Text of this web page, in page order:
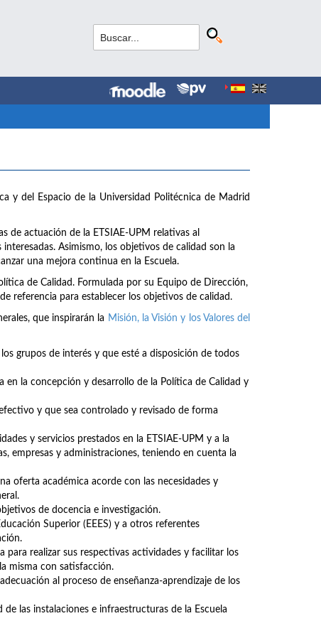
y del Espacio de la Universidad Politécnica de Madrid
de actuación de la ETSIAE-UPM relativas al
Asimismo, los objetivos de calidad son la
una mejora continua en la Escuela.
de Calidad. Formulada por su Equipo de Dirección,
referencia para establecer los objetivos de calidad.
que inspirarán la Misión, la Visión y los Valores del
grupos de interés y que esté a disposición de todos
la concepción y desarrollo de la Política de Calidad y
y que sea controlado y revisado de forma
y servicios prestados en la ETSIAE-UPM y a la
empresas y administraciones, teniendo en cuenta la
oferta académica acorde con las necesidades y
de docencia e investigación.
Superior (EEES) y a otros referentes
para realizar sus respectivas actividades y facilitar los
misma con satisfacción.
al proceso de enseñanza-aprendizaje de los
las instalaciones e infraestructuras de la Escuela